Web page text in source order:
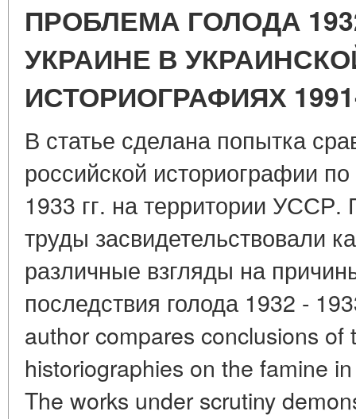
ПРОБЛЕМА ГОЛОДА
УКРАИНЕ В
ИСТОРИОГРАФИЯХ
В статье сделана попытка
российской историографии
1933 гг. на территории
труды засвидетельствовали
различные взгляды на
последствия голода 1932 -
author compares conclusions
historiographies on the famine
The works under scrutiny